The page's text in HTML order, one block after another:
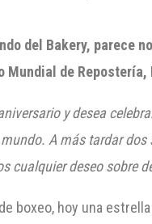
del Bakery, parece
Mundial de
y desea
A más tardar
cualquier deseo sobre
boxeo, hoy una